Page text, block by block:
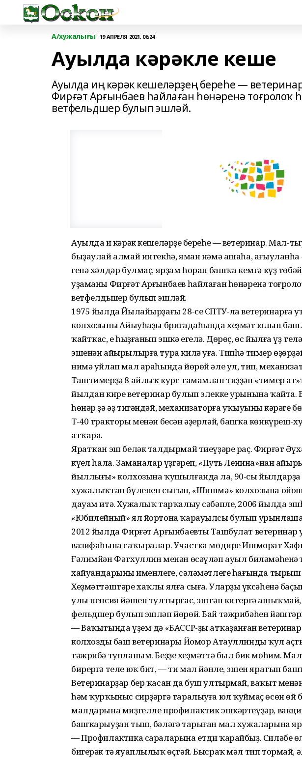
А/хужалығы 19 АПРЕЛЯ 2021, 06:24
Ауылда кәрәкле кеше
Ауылда иң кәрәк кешеләрҙең береһе —
Фирғәт Арғынбаев һайлаған һөнәренә
ветфельдшер булып эшләй.
Ауылда иң кәрәк кешеләрҙең береһе — ветеринар. Мал-
быҙаулай алмай интекһә, яман нәмә ашаһа,
генә хәлдәр булмаҫ, ярҙам һорап башҡа кемгә күҙ
уҙаманы Фирғәт Арғынбаев һайлаған һөнәренә
ветфелдьшер булып эшләй.
1975 йылда Йылайырҙағы 28-се СПТУ-ла ветеринарға
колхозының Айыуһаҙы бригадаһында хеҙмәт юлын
ҡайтҡас, ең һыҙғанып эшкә егелә. Дөрөҫ, өс йылға үҙ
эшенән айырылырға тура килә уға. Типһә тимер
нимә уйлап мал араһында йөрөй әле ул, тип,
Таштимерҙә 8 айлыҡ курс тамамлап тиҙҙән «тимер
йылдан кире ветеринар булып элекке урынына ҡайта.
һөнәр ҙә әҙ тигәндәй, механизаторға уҡыуының кәрәге
Т-40 тракторы менән бесән әҙерләй, башҡа
атҡара.
Яратҡан эш беләк талдырмай тиеүҙәре раҫ. Фирғәт
күңел һала. Заманалар үҙгәреп, «Путь Ленина»нан
йыллығы» колхозына ҡушылғанда ла, 90-сы
хужалыҡтан бүленеп сығып, «Шишмә» колхозына
дауам итә. Хужалыҡ тарҡалыу сәбәпле, 2006 йылда
«Юбилейный» ял йортона ҡарауылсы булып
2012 йылда Фирғәт Арғынбаевты Ташбулат ветеринар
вазифаһына саҡыралар. Участка мөдире Ишморат
Ғәлимйән Фәтхуллин менән өсәүләп ауыл биләмәһенә
хайуандарының именлеге, сәләмәтлеге һағында тырыш
Хеҙмәттәштәре хаҡлы ялға сыға. Уларҙың үксәһенә
улы пенсия йәшен тултырғас, эштән китергә ашыҡмай,
фельдшер булып эшләп йөрөй. Бай тәжрибәһен
— Ваҡытында үҙем дә «БАССР-ҙың атҡаҙанған
колхоздың баш ветеринары Йомор Атауллиндың ҡул
тәжрибә тупланым. Беҙҙең хеҙмәттә был бик мөһим.
бирергә теле юҡ бит, — ти мал йәнле, эшен яратып
Ветеринарҙар бер ҡасан да буш ултырмай, ваҡыт
һәм ҡурҡыныс сирҙәргә таралыуға юл ҡуймаҫ өсөн өй
малдарына миҙгелле профилактик эшкәртеүҙәр,
башҡарыуҙан тыш, бәләгә тарыған мал хужаларына
— Профилактика сараларына етди ҡарайбыҙ. Силәбе
бигерәк тә яуаплылыҡ өҫтәй. Бысраҡ мәл тип тормай,